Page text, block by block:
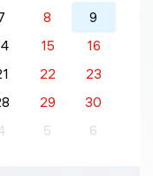
8
9
15
16
22
23
29
30
5 6